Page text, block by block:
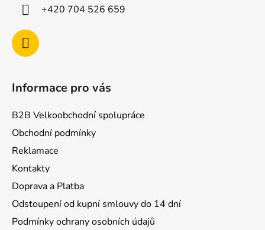
+420 704 526 659
Informace pro vás
B2B Velkoobchodní spolupráce
Obchodní podmínky
Reklamace
Kontakty
Doprava a Platba
Odstoupení od kupní smlouvy do 14 dní
Podmínky ochrany osobních údajů